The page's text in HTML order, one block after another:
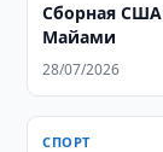
Сборная США
Майами
28/07/2026
СПОРТ